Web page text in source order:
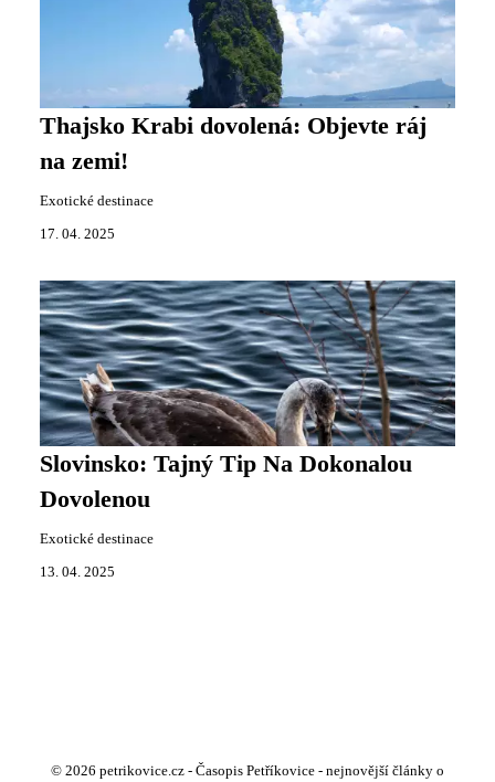
Thajsko Krabi dovolená: Objevte ráj
na zemi!
Exotické destinace
17. 04. 2025
Slovinsko: Tajný Tip Na Dokonalou
Dovolenou
Exotické destinace
13. 04. 2025
© 2026 petrikovice.cz - Časopis Petříkovice - nejnovější články o